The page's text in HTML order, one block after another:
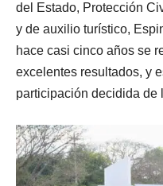
del Estado, Protección
y de auxilio turístico,
hace casi cinco años se
excelentes resultados, y
participación decidida de